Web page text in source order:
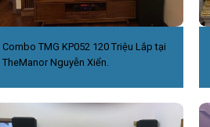
Combo TMG KP052 120 Triệu Lắp tại
TheManor Nguyễn Xiển.